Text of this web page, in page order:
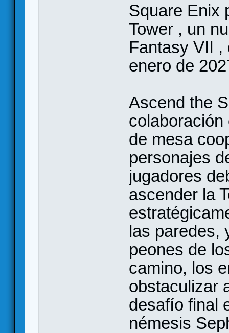
Square Enix
Tower , un
Fantasy VII ,
enero de
Ascend the
de mesa
personajes
jugadores
ascender la
las paredes,
peones de
camino, los
obstaculizar
desafío final
némesis